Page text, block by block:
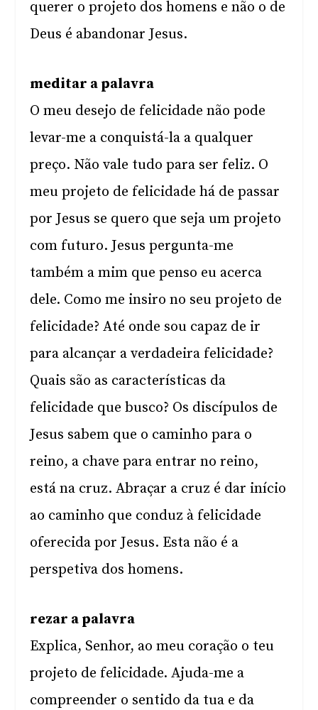
querer o projeto dos homens e não o de
Deus é abandonar Jesus.
meditar a palavra
O meu desejo de felicidade não pode
levar-me a conquistá-la a qualquer
preço. Não vale tudo para ser feliz. O
meu projeto de felicidade há de passar
por Jesus se quero que seja um projeto
com futuro. Jesus pergunta-me
também a mim que penso eu acerca
dele. Como me insiro no seu projeto de
felicidade? Até onde sou capaz de ir
para alcançar a verdadeira felicidade?
Quais são as características da
felicidade que busco? Os discípulos de
Jesus sabem que o caminho para o
reino, a chave para entrar no reino,
está na cruz. Abraçar a cruz é dar início
ao caminho que conduz à felicidade
oferecida por Jesus. Esta não é a
perspetiva dos homens.
rezar a palavra
Explica, Senhor, ao meu coração o teu
projeto de felicidade. Ajuda-me a
compreender o sentido da tua e da